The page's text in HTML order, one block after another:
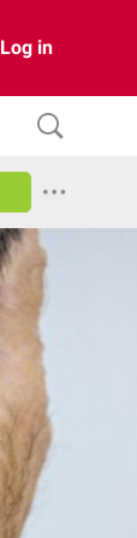
Log in